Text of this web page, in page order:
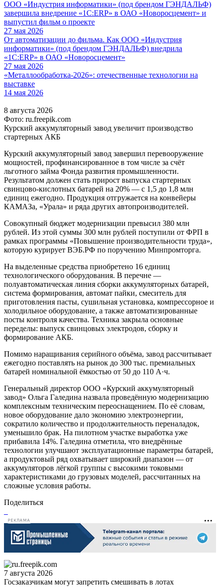
ООО «Индустрия информатики» (под брендом ГЭНДАЛЬФ)
завершила внедрение «1С:ERP» в ОАО «Новоросцемент» и
выпустил фильм о проекте
27 мая 2026
От автоматизации до фильма. Как ООО «Индустрия
информатики» (под брендом ГЭНДАЛЬФ) внедрила
«1С:ERP» в ОАО «Новоросцемент»
27 мая 2026
«Металлообработка-2026»: отечественные технологии на
выставке
14 мая 2026
8 августа 2026
Фото: ru.freepik.com
Курский аккумуляторный завод увеличит производство
стартерных АКБ
Курский аккумуляторный завод завершил перевооружение
мощностей, профинансированное в том числе за счёт
льготного займа Фонда развития промышленности.
Результатом должен стать прирост выпуска стартерных
свинцово-кислотных батарей на 20% — с 1,5 до 1,8 млн
единиц ежегодно. Продукция отгружается на конвейеры
КАМАЗа, «Урала» и ряда других автопроизводителей.
Совокупный бюджет модернизации превысил 380 млн
рублей. Из этой суммы 300 млн рублей поступили от ФРП в
рамках программы «Повышение производительности труда»,
которую курирует ВЭБ.РФ по поручению Минпромторга.
На выделенные средства приобретено 16 единиц
технологического оборудования. В перечне —
полуавтоматическая линия сборки аккумуляторных батарей,
система формирования, автомат пайки, смеситель для
приготовления пасты, сушильная установка, компрессорное и
холодильное оборудование, а также автоматизированные
посты контроля качества. Техника закрыла основные
переделы: выпуск свинцовых электродов, сборку и
формирование АКБ.
Помимо наращивания серийного объёма, завод рассчитывает
ежегодно поставлять на рынок до 300 тыс. премиальных
батарей номинальной ёмкостью от 50 до 110 А·ч.
Генеральный директор ООО «Курский аккумуляторный
завод» Ольга Галедина назвала проведённую модернизацию
комплексным техническим переоснащением. По её словам,
новое оборудование дало экономию электроэнергии,
сократило количество и продолжительность переналадок,
уменьшило брак. На пилотном участке выработка уже
прибавила 14%. Галедина отметила, что внедрённые
технологии улучшают эксплуатационные параметры батарей,
а продуктовый ряд охватывает широкий диапазон — от
аккумуляторов лёгкой группы с высокими токовыми
характеристиками до грузовых моделей, рассчитанных на
сложные условия работы.
Поделиться
РЕКЛАМА
7 августа 2026
Госзаказчикам могут запретить смешивать в лотах